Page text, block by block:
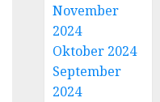
November
2024
Oktober 2024
September
2024